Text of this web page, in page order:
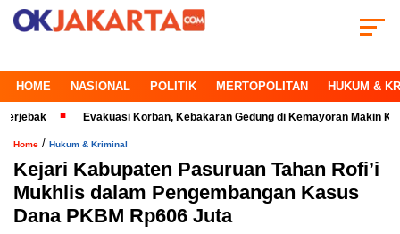
HOME NASIONAL POLITIK MERTOPOLITAN HUKUM &
Evakuasi Korban, Kebakaran Gedung di Kemayoran Makin Kritis
Home / Hukum & Kriminal
Kejari Kabupaten Pasuruan Tahan Rofi’i
Mukhlis dalam Pengembangan Kasus
Dana PKBM Rp606 Juta